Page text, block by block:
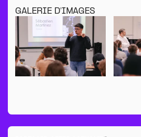
GALERIE D'IMAGES